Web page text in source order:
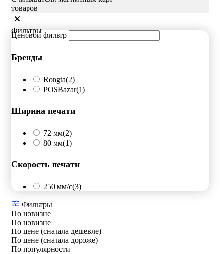
товаров
Фильтры
Ценовой фильтр
Бренды
Rongta(2)
POSBazar(1)
Ширина печати
72 мм(2)
80 мм(1)
Скорость печати
250 мм/c(3)
Фильтры
По новизне
По новизне
По цене (сначала дешевле)
По цене (сначала дороже)
По популярности